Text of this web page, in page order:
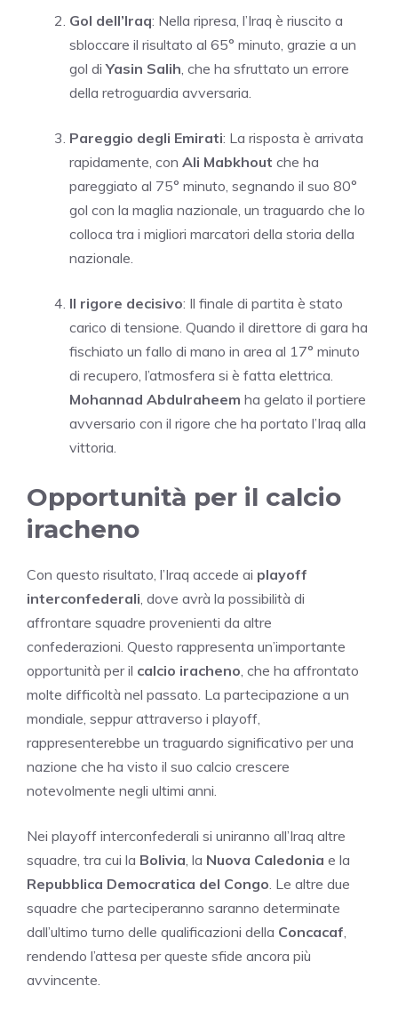
Gol dell’Iraq: Nella ripresa, l’Iraq è riuscito a
sbloccare il risultato al 65° minuto, grazie a un
gol diYasin Salih , che ha sfruttato un errore
della retroguardia avversaria.
Pareggio degli Emirati: La risposta è arrivata
rapidamente, con Ali Mabkhout che ha
pareggiato al 75° minuto, segnando il suo 80°
gol con la maglia nazionale, un traguardo che lo
colloca tra i migliori marcatori della storia della
nazionale.
Il rigore decisivo: Il finale di partita è stato
carico di tensione. Quando il direttore di gara ha
fischiato un fallo di mano in area al 17° minuto
di recupero, l’atmosfera si è fatta elettrica.
Mohannad Abdulraheem ha gelato il portiere
avversario con il rigore che ha portato l’Iraq alla
vittoria.
Opportunità per il calcio
iracheno
Con questo risultato, l’Iraq accede ai playoff
interconfederali , dove avrà la possibilità di
affrontare squadre provenienti da altre
confederazioni. Questo rappresenta un’importante
opportunità per il calcio iracheno , che ha affrontato
molte difficoltà nel passato. La partecipazione a un
mondiale, seppur attraverso i playoff,
rappresenterebbe un traguardo significativo per una
nazione che ha visto il suo calcio crescere
notevolmente negli ultimi anni.
Nei playoff interconfederali si uniranno all’Iraq altre
squadre, tra cui la Bolivia , la Nuova Caledonia e la
Repubblica Democratica del Congo . Le altre due
squadre che parteciperanno saranno determinate
dall’ultimo turno delle qualificazioni della Concacaf
rendendo l’attesa per queste sfide ancora più
avvincente.